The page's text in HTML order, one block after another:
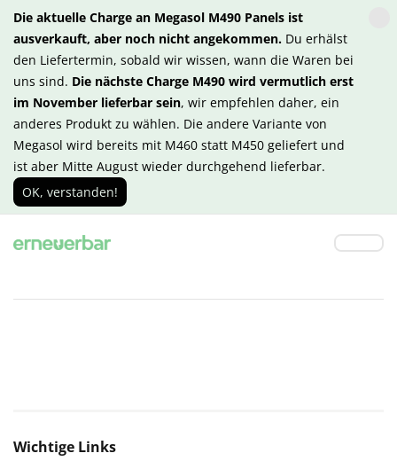
Die aktuelle Charge an Megasol M490 Panels ist
ausverkauft, aber noch nicht angekommen. Du erhälst
den Liefertermin, sobald wir wissen, wann die Waren bei
uns sind. Die nächste Charge M490 wird vermutlich erst
im November lieferbar sein, wir empfehlen daher, ein
anderes Produkt zu wählen. Die andere Variante von
Megasol wird bereits mit M460 statt M450 geliefert und
ist aber Mitte August wieder durchgehend lieferbar.
OK, verstanden!
Wichtige Links